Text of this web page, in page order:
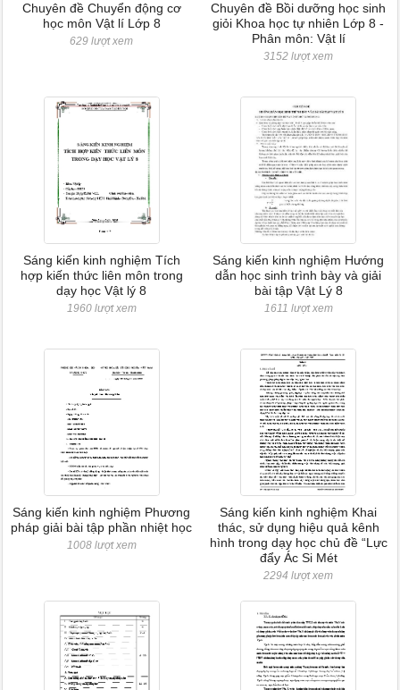
Chuyên đề Chuyển động cơ
học môn Vật lí Lớp 8
629 lượt xem
Chuyên đề Bồi dưỡng học sinh
giỏi Khoa học tự nhiên Lớp 8 -
Phân môn: Vật lí
3152 lượt xem
Sáng kiến kinh nghiệm Tích
hợp kiến thức liên môn trong
dạy học Vật lý 8
1960 lượt xem
Sáng kiến kinh nghiệm Hướng
dẫn học sinh trình bày và giải
bài tập Vật Lý 8
1611 lượt xem
Sáng kiến kinh nghiệm Phương
pháp giải bài tập phần nhiệt học
1008 lượt xem
Sáng kiến kinh nghiệm Khai
thác, sử dụng hiệu quả kênh
hình trong dạy học chủ đề “Lực
đẩy Ác Si Mét
2294 lượt xem